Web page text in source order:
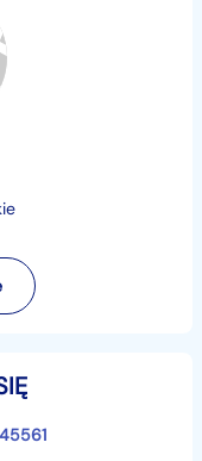
jest
GetHelp
GetHelp.pl
zakupionego
Państwo u